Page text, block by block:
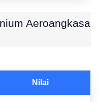
Aeroangkasa
Nilai